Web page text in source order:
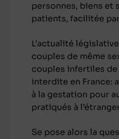
personnes, biens et
patients, facilitée
L’actualité
couples de même
couples infertiles
interdite en France:
à la gestation pour
pratiqués à
Se pose alors la